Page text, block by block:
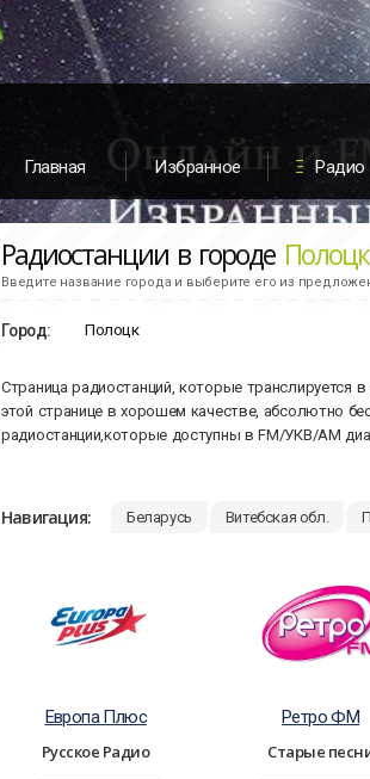
Главная Избранное Радио
Радиостанции в городе Полоцк
Введите название города и выберите его из
Город:
Страница радиостанций, которые транслируется
этой странице в хорошем качестве, абсолютно
радиостанции,которые доступны в FM/УКВ/АМ
Навигация: Беларусь Витебская обл.
Европа Плюс
Русское Радио
Ретро ФМ
Старые